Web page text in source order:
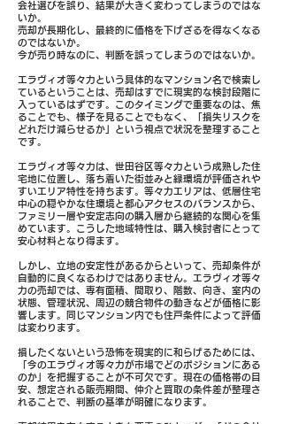
会社選びを誤り、結果が大きく変わってしまうのではな
いか。
売却が長期化し、最終的に価格を下げざるを得なくなる
のではないか。
今が売り時なのに、判断を誤ってしまうのではないか。
エラヴィオ等々力という具体的なマンション名で検索し
ているということは、売却はすでに現実的な検討段階に
入っているはずです。このタイミングで重要なのは、焦
ることでも、様子を見ることでもなく、「損失リスクを
どれだけ減らせるか」という視点で状況を整理すること
です。
エラヴィオ等々力は、世田谷区等々力という成熟した住
宅地に位置し、落ち着いた街並みと緑環境が評価されや
すいエリア特性を持ちます。等々力エリアは、低層住宅
中心の穏やかな住環境と都心アクセスのバランスから、
ファミリー層や安定志向の購入層から継続的な関心を集
めています。こうした地域特性は、購入検討者にとって
安心材料となり得ます。
しかし、立地の安定性があるからといって、売却条件が
自動的に良くなるわけではありません。エラヴィオ等々
力の売却では、専有面積、間取り、階数、向き、室内の
状態、管理状況、周辺の競合物件の動きなどが価格に影
響します。同じマンション内でも住戸条件によって評価
は変わります。
損したくないという恐怖を現実的に和らげるためには、
「今のエラヴィオ等々力が市場でどのポジションにある
のか」を把握することが不可欠です。現在の価格帯の目
安、想定される販売期間、仲介と買取の条件差が整理さ
れることで、判断の基準が明確になります。